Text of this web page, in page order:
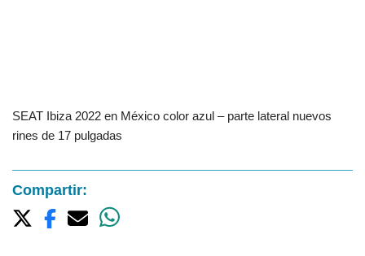
SEAT Ibiza 2022 en México color azul – parte lateral nuevos
rines de 17 pulgadas
Compartir: